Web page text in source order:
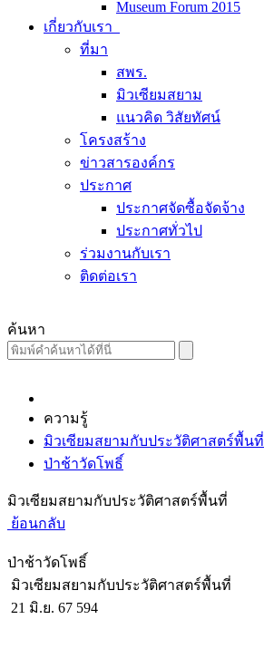
Museum Forum 2015
เกี่ยวกับเรา
ที่มา
สพร.
มิวเซียมสยาม
แนวคิด วิสัยทัศน์
โครงสร้าง
ข่าวสารองค์กร
ประกาศ
ประกาศจัดซื้อจัดจ้าง
ประกาศทั่วไป
ร่วมงานกับเรา
ติดต่อเรา
ค้นหา
ความรู้
มิวเซียมสยามกับประวัติศาสตร์พื้นที่
ป่าช้าวัดโพธิ์
มิวเซียมสยามกับประวัติศาสตร์พื้นที่
ย้อนกลับ
ป่าช้าวัดโพธิ์
มิวเซียมสยามกับประวัติศาสตร์พื้นที่
21 มิ.ย. 67 594